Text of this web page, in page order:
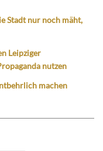
Stadt nur noch mäht,
Leipziger
nutzen
machen